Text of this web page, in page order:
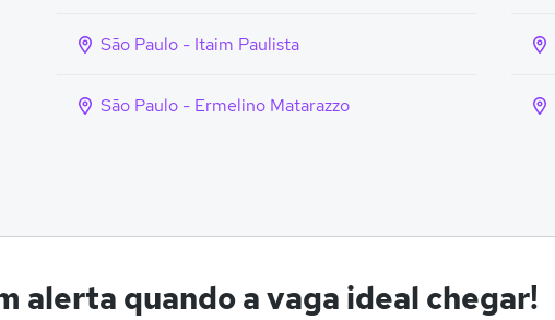
São Paulo - Itaim Paulista
São Paulo - Ermelino Matarazzo
alerta quando a vaga ideal chegar!